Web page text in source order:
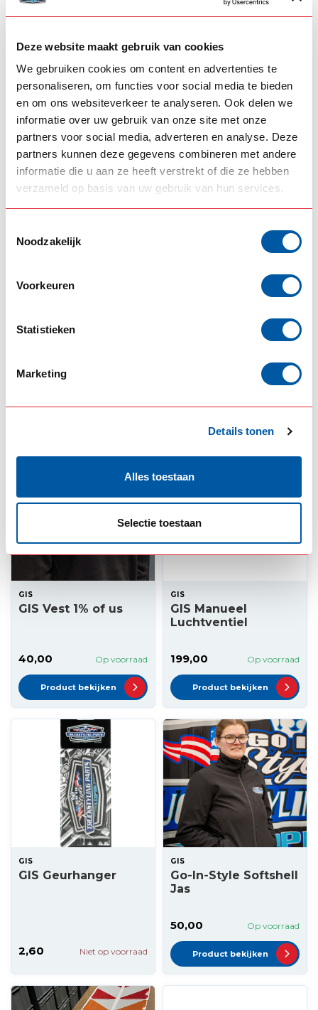
Deze website maakt gebruik van cookies
We gebruiken cookies om content en advertenties te
personaliseren, om functies voor social media te bieden
en om ons websiteverkeer te analyseren. Ook delen we
informatie over uw gebruik van onze site met onze
partners voor social media, adverteren en analyse. Deze
partners kunnen deze gegevens combineren met andere
informatie die u aan ze heeft verstrekt of die ze hebben
verzameld op basis van uw gebruik van hun services.
Noodzakelijk
Voorkeuren
Statistieken
Marketing
Details tonen
Alles toestaan
Selectie toestaan
GIS spatlap
Hollandstyle
69,00 Op voorraad
Product bekijken
GIS Instaprubber
24,50 Niet op voorraad
GIS
RVS Steun voor
GIS
GIS Vest 1% of us
40,00 Op voorraad
Product bekijken
GIS
GIS Manueel
Luchtventiel
199,00 Op voorraad
Product bekijken
GIS
GIS Geurhanger
2,60 Niet op voorraad
GIS
Go-In-Style Softshell
Jas
50,00 Op voorraad
Product bekijken